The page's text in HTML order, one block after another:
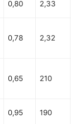
0,80 2,33
0,78 2,32
0,65 210
0,95 190